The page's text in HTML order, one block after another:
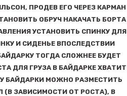
ПРОДЕВ ЕГО ЧЕРЕЗ КАРМАН
ОБРУЧ НАКАЧАТЬ БОРТА
УСТАНОВИТЬ СПИНКУ ДЛЯ
И СИДЕНЬЕ ВПОСЛЕДСТВИИ
ТОГДА СЛОЖНЕЕ БУДЕТ
ДЛЯ ГРУЗА В БАЙДАРКЕ ХВАТИТ
БАЙДАРКИ МОЖНО РАЗМЕСТИТЬ
(В ЗАВИСИМОСТИ ОТ РОСТА), В